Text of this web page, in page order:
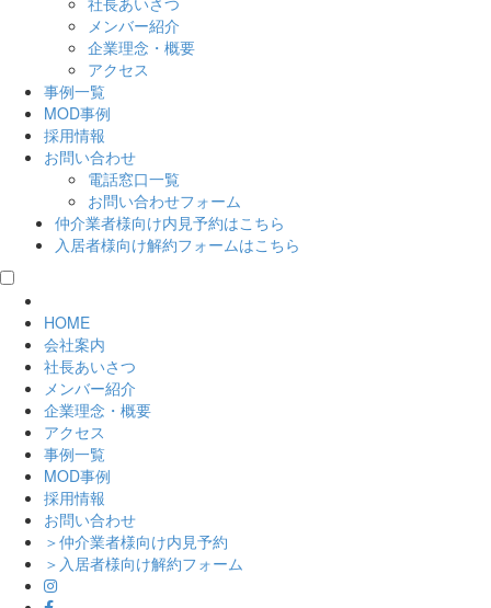
メンバー紹介
企業理念・概要
アクセス
事例一覧
MOD事例
採用情報
お問い合わせ
電話窓口一覧
お問い合わせフォーム
仲介業者様向け内見予約はこちら
入居者様向け解約フォームはこちら
HOME
会社案内
社長あいさつ
メンバー紹介
企業理念・概要
アクセス
事例一覧
MOD事例
採用情報
お問い合わせ
＞仲介業者様向け内見予約
＞入居者様向け解約フォーム